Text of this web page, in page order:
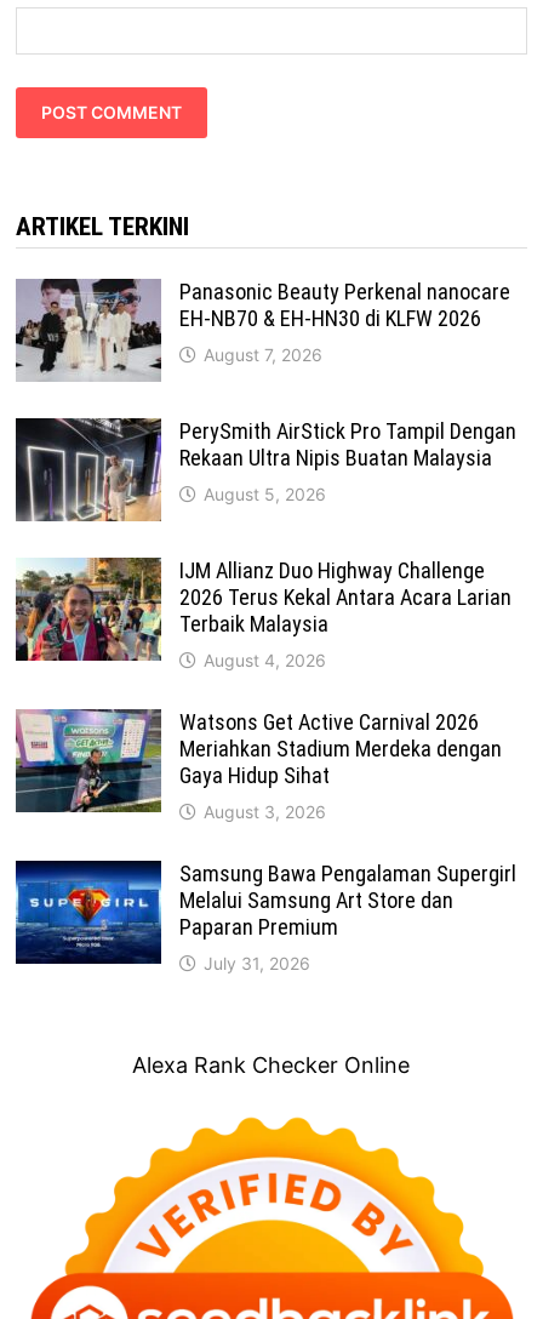
ARTIKEL TERKINI
Panasonic Beauty Perkenal nanocare
EH-NB70 & EH-HN30 di KLFW 2026
August 7, 2026
PerySmith AirStick Pro Tampil Dengan
Rekaan Ultra Nipis Buatan Malaysia
August 5, 2026
IJM Allianz Duo Highway Challenge
2026 Terus Kekal Antara Acara Larian
Terbaik Malaysia
August 4, 2026
Watsons Get Active Carnival 2026
Meriahkan Stadium Merdeka dengan
Gaya Hidup Sihat
August 3, 2026
Samsung Bawa Pengalaman Supergirl
Melalui Samsung Art Store dan
Paparan Premium
July 31, 2026
Alexa Rank Checker Online